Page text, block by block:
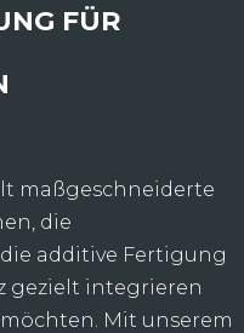
FÜR
maßgeschneiderte
die
additive Fertigung
gezielt integrieren
Mit unserem